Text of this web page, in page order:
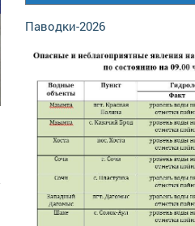
Паводки-2026